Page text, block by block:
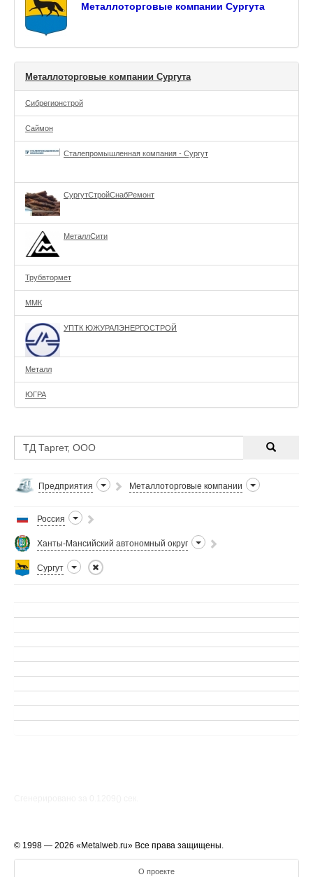
Металлоторговые компании Сургута
Металлоторговые компании Сургута
Сибрегионстрой
Саймон
Сталепромышленная компания - Сургут
СургутСтройСнабРемонт
МеталлСити
Трубвтормет
ММК
УПТК ЮЖУРАЛЭНЕРГОСТРОЙ
Металл
ЮГРА
Предприятия Металлоторговые компании
Россия
Ханты-Мансийский автономный округ
Сургут
© 1998 — 2026 «Metalweb.ru» Все права защищены.
О проекте